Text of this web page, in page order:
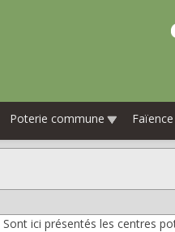
Poterie commune Faïence
Sont ici présentés les centres